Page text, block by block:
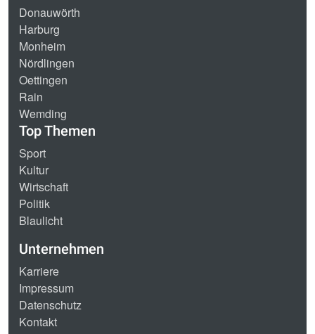
Donauwörth
Harburg
Monheim
Nördlingen
Oettingen
Rain
Wemding
Top Themen
Sport
Kultur
Wirtschaft
Politik
Blaulicht
Unternehmen
Karriere
Impressum
Datenschutz
Kontakt